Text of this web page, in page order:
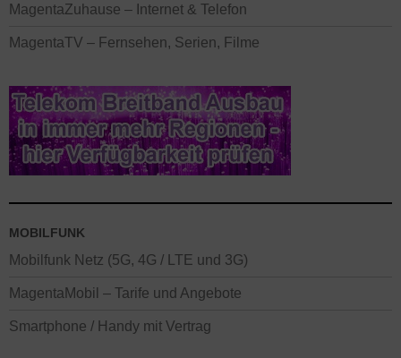
MagentaZuhause – Internet & Telefon
MagentaTV – Fernsehen, Serien, Filme
MOBILFUNK
Mobilfunk Netz (5G, 4G / LTE und 3G)
MagentaMobil – Tarife und Angebote
Smartphone / Handy mit Vertrag